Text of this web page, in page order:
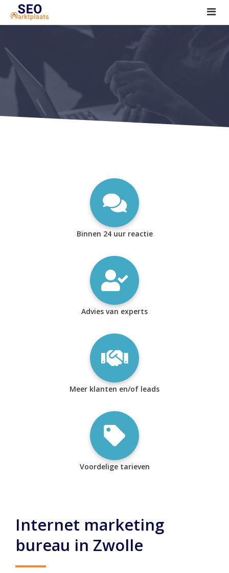
SEO tools reviews
Marketeer bij jou in de buurt?
Offerte
1. Seo voor beginners +
2. Onderzoeken +
Binnen 24 uur reactie
Advies van experts
Meer klanten en/of leads
Voordelige tarieven
Internet marketing
bureau in Zwolle